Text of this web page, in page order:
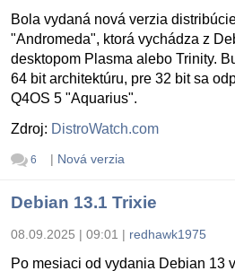
Bola vydaná nová verzia
"Andromeda", ktorá vychádza z
desktopom Plasma alebo Trinity.
64 bit architektúru, pre 32 bit sa
Q4OS 5 "Aquarius".
Zdroj: DistroWatch.com
6 | Nová verzia
Debian 13.1 Trixie
08.09.2025 | 09:01 | redhawk1975
Po mesiaci od vydania Debian 13